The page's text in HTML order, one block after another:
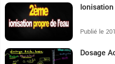
Publié le
16:50 Dosage